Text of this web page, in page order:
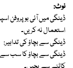
نوٹ:
ڈینگی میں آئی بوپروفن
استعمال نہ کریں۔
ڈینگی سے بچاؤ کی تدابیر:
ڈینگی سے بچاؤ کا سب